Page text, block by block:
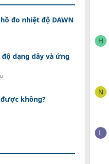
đo nhiệt độ DAWN
dạng dây và ứng
không?
H
N
L